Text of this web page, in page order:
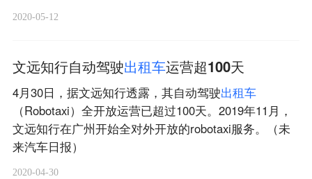
2020-05-12
文远知行自动驾驶出租车运营超100天
4月30日，据文远知行透露，其自动驾驶出租车
（Robotaxi）全开放运营已超过100天。2019年11月，
文远知行在广州开始全对外开放的robotaxi服务。（未
来汽车日报）
2020-04-30